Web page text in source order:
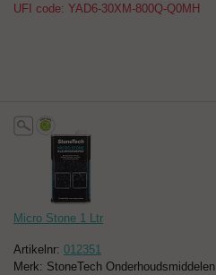
UFI code: YAD6-30XM-800Q-Q0MH
Micro Stone 1 Ltr
Artikelnr: 012351
Merk: StoneTech Onderhoudsmiddelen